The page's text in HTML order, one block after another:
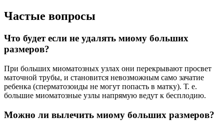
Частые вопросы
Что будет если не удалять миому больших
размеров?
При больших миоматозных узлах они перекрывают просвет
маточной трубы, и становится невозможным само зачатие
ребенка (сперматозоиды не могут попасть в матку). Т. е.
большие миоматозные узлы напрямую ведут к бесплодию.
Можно ли вылечить миому больших размеров?